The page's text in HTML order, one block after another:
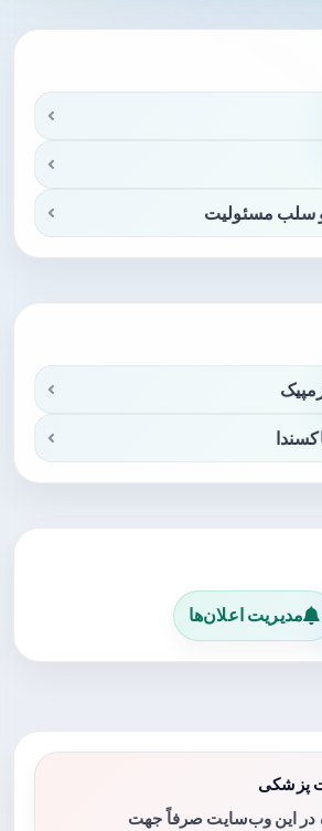
سلب مسئولیت
مدیریت اعلان‌ها
پزشکی
در این وب‌سایت صرفاً جهت